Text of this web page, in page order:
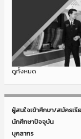
ดูทั้งหมด
ผู้สนใจเข้าศึกษา/สมัครเรี
นักศึกษาปัจจุบัน
บุคลากร